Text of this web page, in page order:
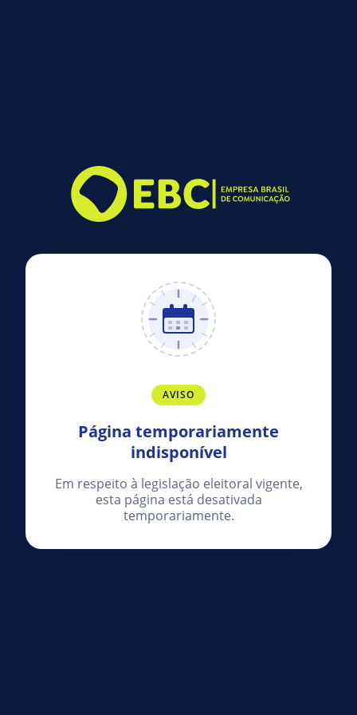
AVISO
Página temporariamente
indisponível
Em respeito à legislação eleitoral vigente,
esta página está desativada
temporariamente.